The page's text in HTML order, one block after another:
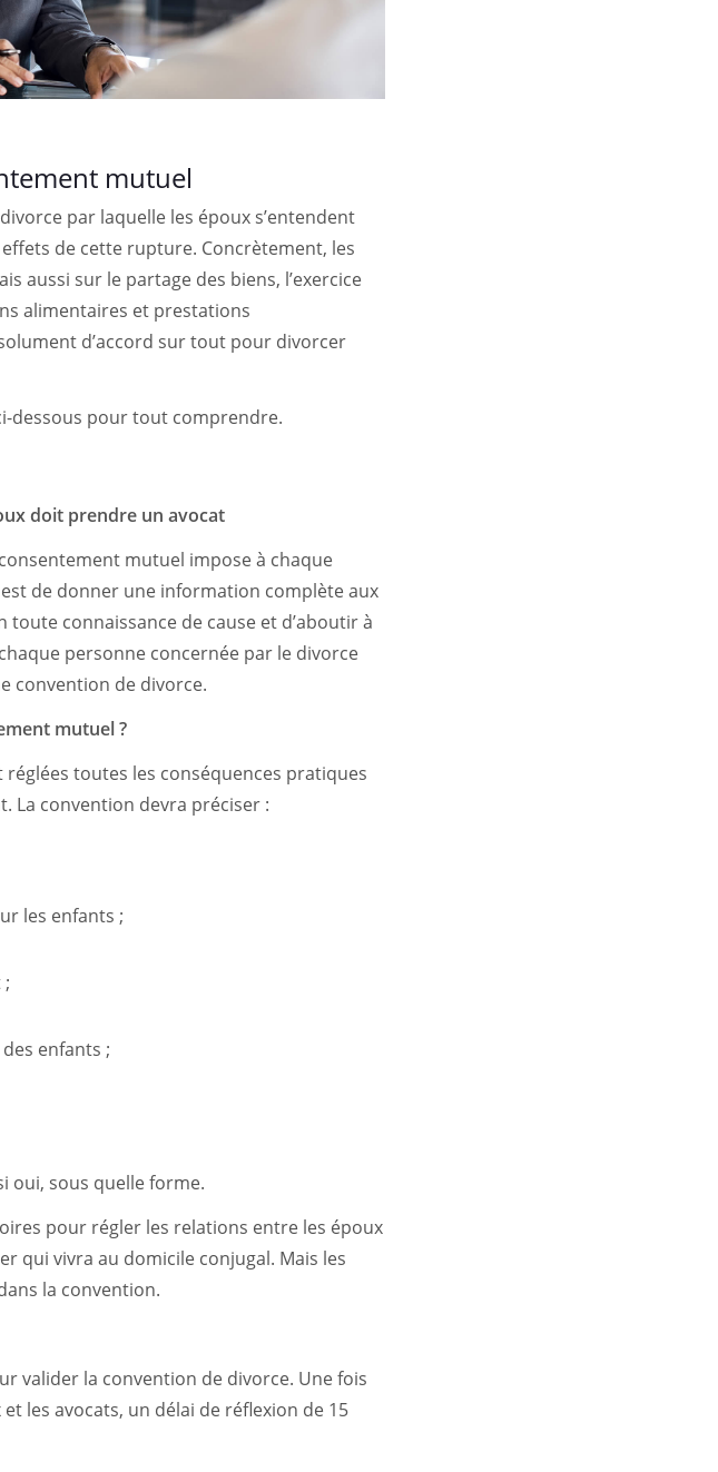
mutuel
par laquelle les époux s’entendent
de cette rupture. Concrètement, les
aussi sur le partage des biens, l’exercice
alimentaires et prestations
d’accord sur tout pour divorcer
dessous pour tout comprendre.
doit prendre un avocat
mutuel impose à chaque
de donner une information complète aux
connaissance de cause et d’aboutir à
personne concernée par le divorce
convention de divorce.
mutuel ?
toutes les conséquences pratiques
La convention devra préciser :
les enfants ;
enfants ;
oui, sous quelle forme.
pour régler les relations entre les époux
qui vivra au domicile conjugal. Mais les
la convention.
valider la convention de divorce. Une fois
les avocats, un délai de réflexion de 15